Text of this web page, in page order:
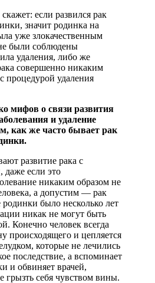
если развился рак
значит родинка на
уже злокачественным
были соблюдены
удаления, либо же
совершенно никаким
процедурой удаления
мифов о связи развития
и удаление
как же часто бывает рак
развитие рака с
даже если это
никаким образом не
а допустим — рак
было несколько лет
никак не могут быть
Конечно человек всегда
происходящего и цепляется
которые не лечились
последствие, а вспоминает
и обвиняет врачей,
грызть себя чувством вины.